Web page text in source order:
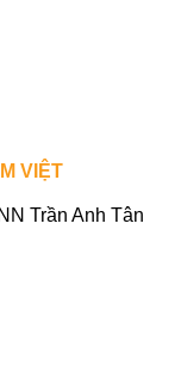
VIỆT
Trần Anh Tân